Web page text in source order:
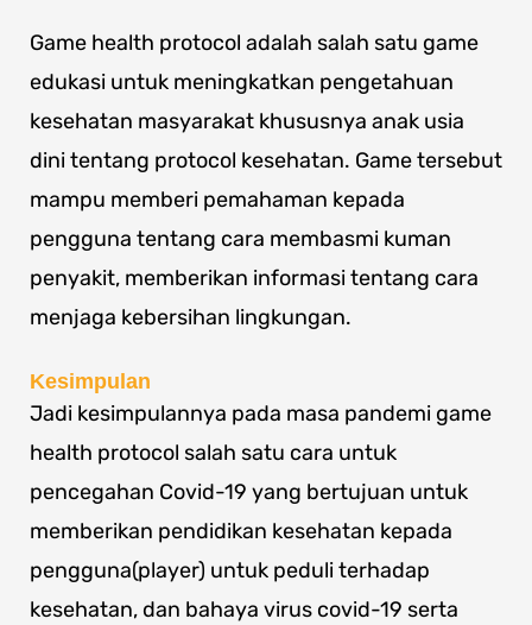
Game health protocol adalah salah satu game
edukasi untuk meningkatkan pengetahuan
kesehatan masyarakat khususnya anak usia
dini tentang protocol kesehatan. Game tersebut
mampu memberi pemahaman kepada
pengguna tentang cara membasmi kuman
penyakit, memberikan informasi tentang cara
menjaga kebersihan lingkungan.
Kesimpulan
Jadi kesimpulannya pada masa pandemi game
health protocol salah satu cara untuk
pencegahan Covid-19 yang bertujuan untuk
memberikan pendidikan kesehatan kepada
pengguna(player) untuk peduli terhadap
kesehatan, dan bahaya virus covid-19 serta